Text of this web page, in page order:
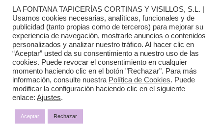
Aviso Legal
Política de Privacidad
Diseño web:
LA FONTANA TAPICERÍAS CORTINAS Y VISILLOS, S.L. |
Usamos cookies necesarias, analíticas, funcionales y de
publicidad (tanto propias como de terceros) para mejorar su
experiencia de navegación, mostrarle anuncios o contenidos
personalizados y analizar nuestro tráfico. Al hacer clic en
“Aceptar” usted da su consentimiento a nuestro uso de las
cookies. Puede revocar el consentimiento en cualquier
momento haciendo clic en el botón "Rechazar". Para más
información, consulte nuestra Política de Cookies. Puede
modificar la configuración haciendo clic en el siguiente
enlace: Ajustes.
Aceptar Rechazar